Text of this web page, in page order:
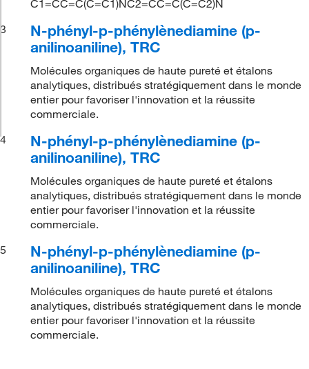
C1=CC=C(C=C1)NC2=CC=C(C=C2)N
3
N-phényl-p-phénylènediamine (p-
anilinoaniline), TRC
Molécules organiques de haute pureté et étalons
analytiques, distribués stratégiquement dans le monde
entier pour favoriser l'innovation et la réussite
commerciale.
4
N-phényl-p-phénylènediamine (p-
anilinoaniline), TRC
Molécules organiques de haute pureté et étalons
analytiques, distribués stratégiquement dans le monde
entier pour favoriser l'innovation et la réussite
commerciale.
5
N-phényl-p-phénylènediamine (p-
anilinoaniline), TRC
Molécules organiques de haute pureté et étalons
analytiques, distribués stratégiquement dans le monde
entier pour favoriser l'innovation et la réussite
commerciale.